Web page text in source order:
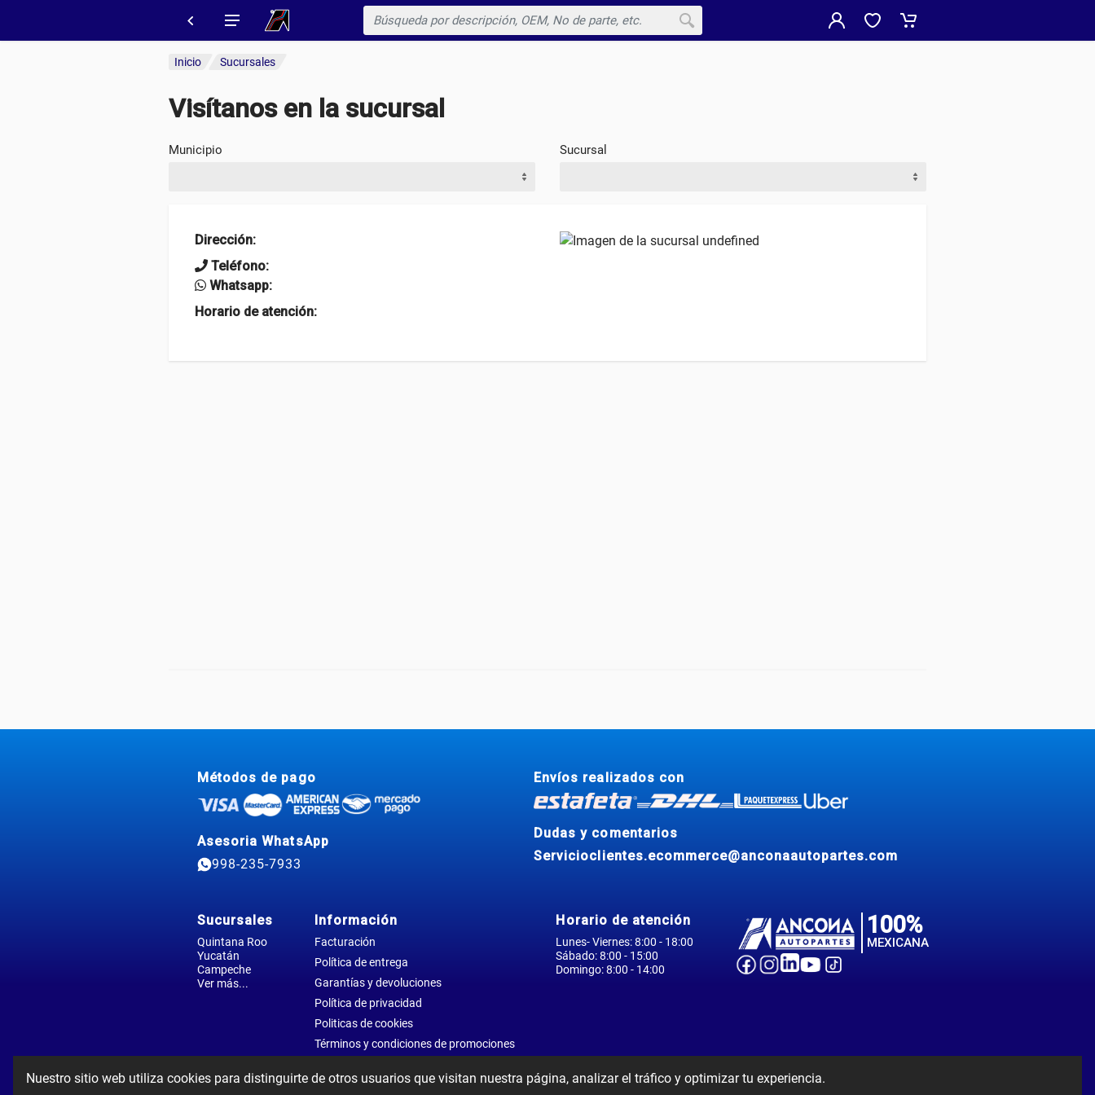
Buscar
Inicio Sucursales
Visítanos en la sucursal
Municipio Sucursal
Dirección:
Teléfono:
Whatsapp:
Horario de atención:
Métodos de pago
Asesoria WhatsApp
998-235-7933
Envíos realizados con
Dudas y comentarios
Servicioclientes.ecommerce@anconaautopartes.com
Sucursales
Quintana Roo
Yucatán
Campeche
Ver más...
Información
Facturación
Política de entrega
Garantías y devoluciones
Política de privacidad
Politicas de cookies
Términos y condiciones de promociones
Horario de atención
Lunes- Viernes: 8:00 - 18:00
Sábado: 8:00 - 15:00
Domingo: 8:00 - 14:00
100%
MEXICANA
Nuestro sitio web utiliza cookies para distinguirte de otros usuarios que visitan nuestra página, analizar el tráfico y optimizar tu experiencia.